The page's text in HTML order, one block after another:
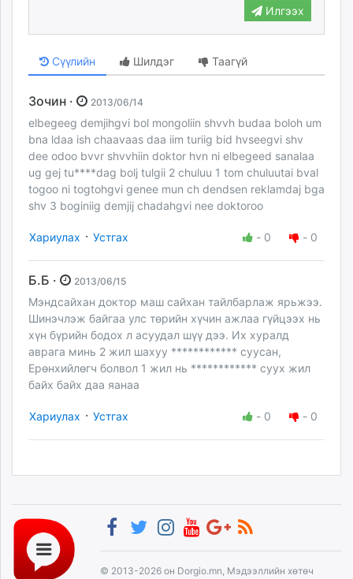
Илгээх
Сүүлийн Шилдэг Таагүй
Зочин · 2013/06/14
elbegeeg demjihgvi bol mongoliin shvvh budaa boloh um
bna ldaa ish chaavaas daa iim turiig bid hvseegvi shv
dee odoo bvvr shvvhiin doktor hvn ni elbegeed sanalaa
ug gej tu****dag bolj tulgii 2 chuluu 1 tom chuluutai bval
togoo ni togtohgvi genee mun ch dendsen reklamdaj bga
shv 3 boginiig demjij chadahgvi nee doktoroo
Хариулах · Устгах - 0 - 0
Б.Б · 2013/06/15
Мэндсайхан доктор маш сайхан тайлбарлаж ярьжээ.
Шинэчлэж байгаа улс төрийн хүчин ажлаа гүйцээх нь
хүн бүрийн бодох л асуудал шүү дээ. Их хуралд
аврага минь 2 жил шахуу ************ суусан,
Ерөнхийлөгч болвол 1 жил нь ************ суух жил
байх байх даа яанаа
Хариулах · Устгах - 0 - 0
© 2013-2026 он Dorgio.mn, Мэдээллийн хөтөч